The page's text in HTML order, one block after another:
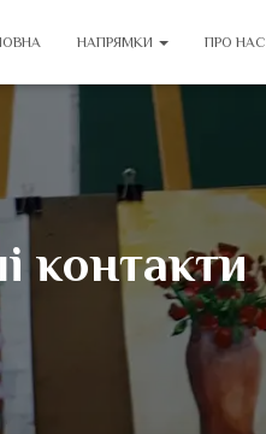
НАПРЯМКИ ПРО НАС
контакти